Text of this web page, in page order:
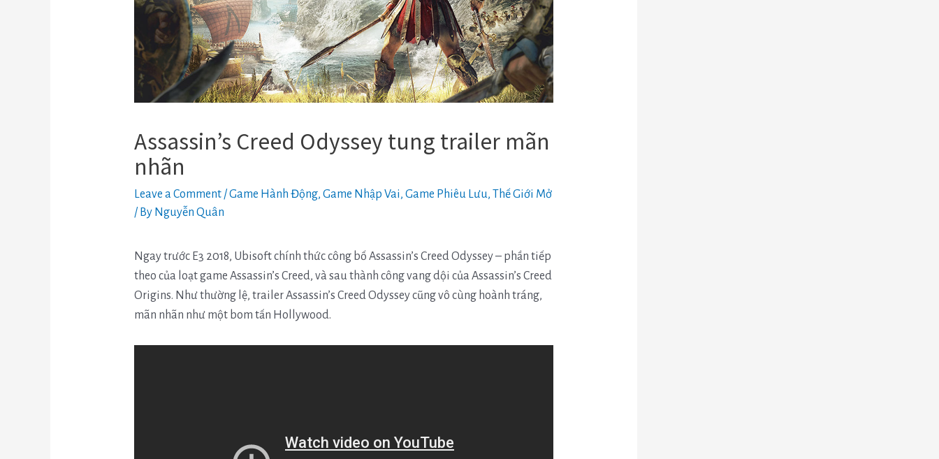
Assassin’s Creed Odyssey tung trailer mãn
nhãn
Leave a Comment /Game Hành Động,Game Nhập Vai,Game Phiêu Lưu,Thế Giới Mở
/ By Nguyễn Quân
Ngay trước E3 2018, Ubisoft chính thức công bố Assassin’s Creed Odyssey – phần tiếp
theo của loạt game Assassin’s Creed, và sau thành công vang dội của Assassin’s Creed
Origins. Như thường lệ, trailer Assassin’s Creed Odyssey cũng vô cùng hoành tráng,
mãn nhãn như một bom tấn Hollywood.